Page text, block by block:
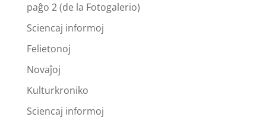
paĝo 2 (de la Fotogalerio)
Sciencaj informoj
Felietonoj
Novaĵoj
Kulturkroniko
Sciencaj informoj